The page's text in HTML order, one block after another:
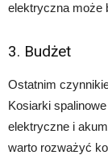
elektryczna może
3. Budżet
Ostatnim
Kosiarki
elektryczne i
warto rozważyć